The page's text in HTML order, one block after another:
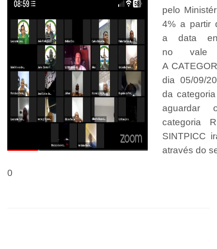
pelo
4% a partir
a data
no
A
dia 05/09/
da
categoria
SINTPICC
através do
0